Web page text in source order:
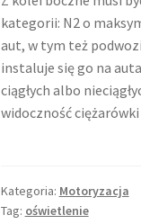
kategorii: N2 o
aut, w tym też
instaluje się go na
ciągłych albo
widoczność
Kategoria: Motoryzacja
Tag: oświetlenie